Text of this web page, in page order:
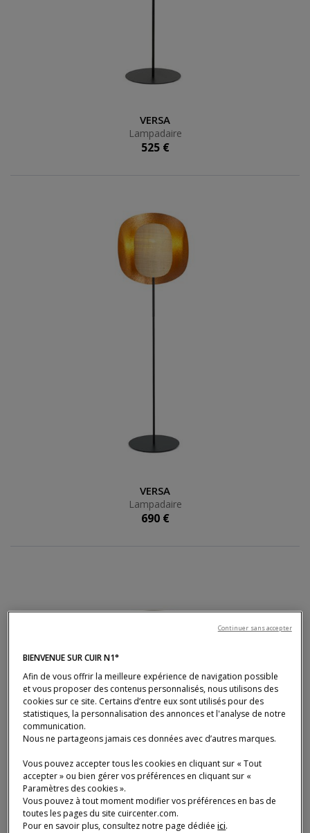
VERSA
Lampadaire
525 €
VERSA
Lampadaire
690 €
BIENVENUE SUR CUIR N1°
Afin de vous offrir la meilleure expérience de navigation possible
et vous proposer des contenus personnalisés, nous utilisons des
cookies sur ce site. Certains d’entre eux sont utilisés pour des
statistiques, la personnalisation des annonces et l'analyse de notre
communication.
Nous ne partageons jamais ces données avec d’autres marques.
Vous pouvez accepter tous les cookies en cliquant sur « Tout
accepter » ou bien gérer vos préférences en cliquant sur «
Paramètres des cookies ».
Vous pouvez à tout moment modifier vos préférences en bas de
toutes les pages du site cuircenter.com.
Pour en savoir plus, consultez notre page dédiéeici.
Continuer sans accepter